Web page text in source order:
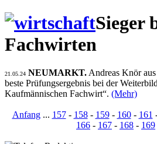
Sieger
Fachwirten
21.05.24 NEUMARKT. Andreas Knör
beste Prüfungsergebnis bei der
Kaufmännischen Fachwirt“. (Mehr)
Anfang... 157- 158- 159- 160- 161
166 - 167 - 168 - 169